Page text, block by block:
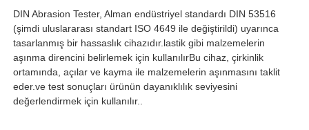
Ana sayfa
Ürünler
Hakkımızda
DIN Abrasion Tester, Alman endüstriyel standardı DIN 53516
(şimdi uluslararası standart ISO 4649 ile değiştirildi) uyarınca
tasarlanmış bir hassaslık cihazıdır.lastik gibi malzemelerin
aşınma direncini belirlemek için kullanılırBu cihaz, çirkinlik
ortamında, açılar ve kayma ile malzemelerin aşınmasını taklit
eder.ve test sonuçları ürünün dayanıklılık seviyesini
değerlendirmek için kullanılır..